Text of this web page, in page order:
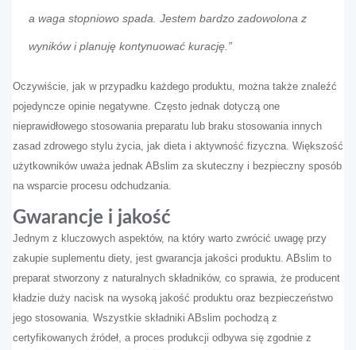
a waga stopniowo spada. Jestem bardzo zadowolona z
wyników i planuję kontynuować kurację.”
Oczywiście, jak w przypadku każdego produktu, można także znaleźć
pojedyncze opinie negatywne. Często jednak dotyczą one
nieprawidłowego stosowania preparatu lub braku stosowania innych
zasad zdrowego stylu życia, jak dieta i aktywność fizyczna. Większość
użytkowników uważa jednak ABslim za skuteczny i bezpieczny sposób
na wsparcie procesu odchudzania.
Gwarancje i jakość
Jednym z kluczowych aspektów, na który warto zwrócić uwagę przy
zakupie suplementu diety, jest gwarancja jakości produktu. ABslim to
preparat stworzony z naturalnych składników, co sprawia, że producent
kładzie duży nacisk na wysoką jakość produktu oraz bezpieczeństwo
jego stosowania. Wszystkie składniki ABslim pochodzą z
certyfikowanych źródeł, a proces produkcji odbywa się zgodnie z